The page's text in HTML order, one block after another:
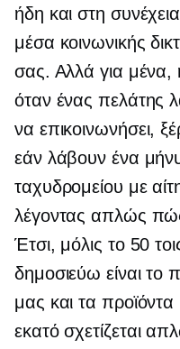
ήδη και στη
μέσα κοινωνικής
σας. Αλλά για μένα,
όταν ένας πελάτης
να επικοινωνήσει,
εάν λάβουν ένα
ταχυδρομείου με
λέγοντας απλώς
Έτσι, μόλις το 50
δημοσιεύω είναι το
μας και τα
εκατό σχετίζεται